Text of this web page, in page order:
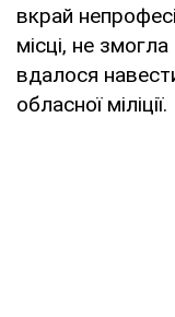
вкрай
місці, не
вдалося
обласної міліції.